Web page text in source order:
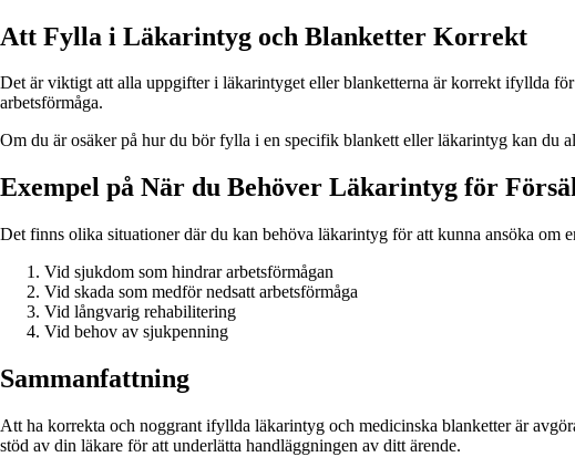
Att Fylla i Läkarintyg och Blanketter Korrekt
Det är viktigt att alla uppgifter i läkarintyget eller blanketterna är korrekt ifyllda
arbetsförmåga.
Om du är osäker på hur du bör fylla i en specifik blankett eller läkarintyg kan du
Exempel på När du Behöver Läkarintyg för
Det finns olika situationer där du kan behöva läkarintyg för att kunna ansöka om
Vid sjukdom som hindrar arbetsförmågan
Vid skada som medför nedsatt arbetsförmåga
Vid långvarig rehabilitering
Vid behov av sjukpenning
Sammanfattning
Att ha korrekta och noggrant ifyllda läkarintyg och medicinska blanketter är
stöd av din läkare för att underlätta handläggningen av ditt ärende.